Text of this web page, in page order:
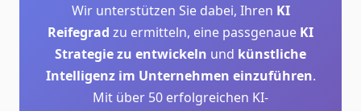
Wir unterstützen Sie dabei, Ihren KI
Reifegrad zu ermitteln, eine passgenaue KI
Strategie zu entwickeln und künstliche
Intelligenz im Unternehmen einzuführen.
Mit über 50 erfolgreichen KI-